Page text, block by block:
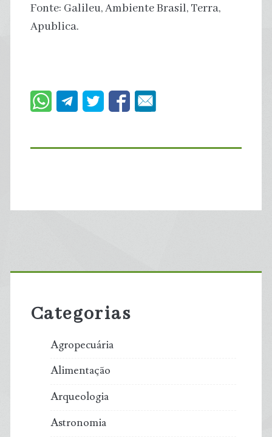
Fonte: Galileu, Ambiente Brasil, Terra,
Apublica.
Primary
Sidebar
Categorias
Agropecuária
Alimentação
Arqueologia
Astronomia